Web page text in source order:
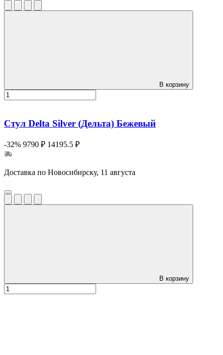
В корзину
Стул Delta Silver (Дельта) Бежевый
-32% 9790 ₽ 14195.5 ₽
Доставка по Новосибирску, 11 августа
В корзину